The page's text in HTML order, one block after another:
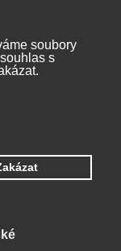
soubory
s
vodíkové
unií.
platforma